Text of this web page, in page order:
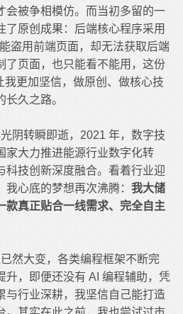
会被争相模仿。而当初多留的一
了原创成果：后端核心程序采用
盗用前端页面，却无法获取后端
了页面，也只能看不能用，这份
我更加坚信，做原创、做核心技
久之路。
阴转瞬即逝，2021 年，数字技
家大力推进能源行业数字化转
科技创新深度融合。看着行业迎
心底的梦想再次沸腾： 我大储
款真正贴合一线需求、完全自主
然大变，各类编程框架不断完
升，即便还没有 AI 编程辅助，凭
与行业深耕，我坚信自己能打造